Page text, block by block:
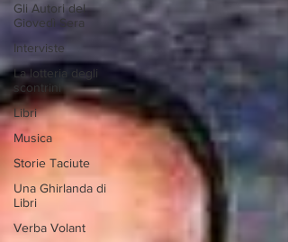
Gli Autori del
Giovedì Sera
Interviste
La lotteria degli
scontrini
Libri
Musica
Storie Taciute
Una Ghirlanda di
Libri
Verba Volant